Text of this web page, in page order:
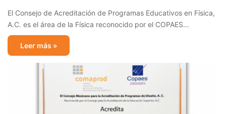
El Consejo de Acreditación de Programas Educativos en Física,
A.C. es el área de la Física reconocido por el COPAES…
Leer más »